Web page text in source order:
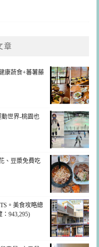
章
康蔬食+蕃薯藤
世界-桃園也
、豆漿免費吃
。美食攻略總
943,295)